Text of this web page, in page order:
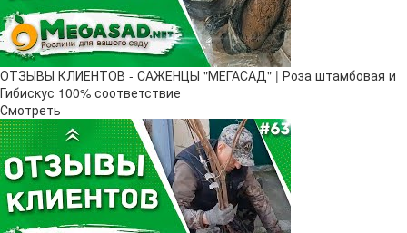
ОТЗЫВЫ КЛИЕНТОВ - САЖЕНЦЫ "МЕГАСАД" | Роза штамбовая и
Гибискус 100% соответствие
Смотреть